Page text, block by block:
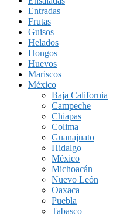
Entradas
Frutas
Guisos
Helados
Hongos
Huevos
Mariscos
México
Baja California
Campeche
Chiapas
Colima
Guanajuato
Hidalgo
México
Michoacán
Nuevo León
Oaxaca
Puebla
Tabasco